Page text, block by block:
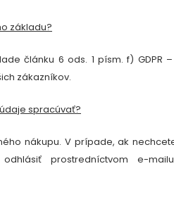
základu?
článku 6 ods. 1 písm. f) GDPR
zákazníkov.
spracúvať?
nákupu. V prípade, ak
prostredníctvom e-